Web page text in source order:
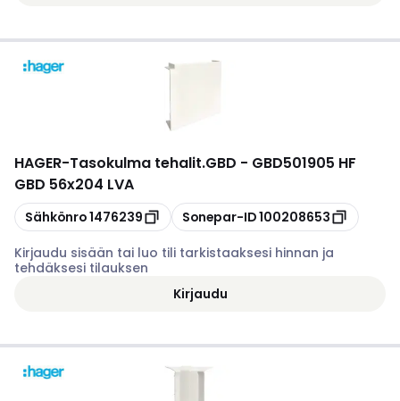
HAGER-Tasokulma tehalit.GBD - GBD501905 HF
GBD 56x204 LVA
Kopioi
Sähkönro1476239 Kopioi
Sonepar-ID100208653
Kirjaudu sisään tai luo tili tarkistaaksesi hinnan ja
tehdäksesi tilauksen
Kirjaudu